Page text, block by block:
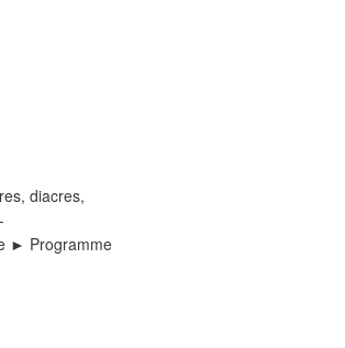
diacres,
► Programme